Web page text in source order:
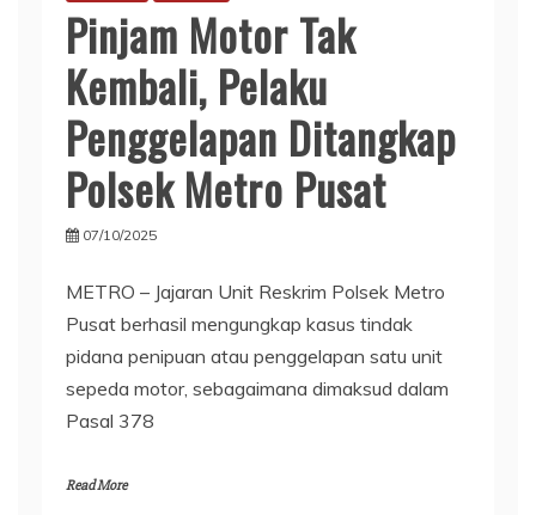
Pinjam Motor Tak
Kembali, Pelaku
Penggelapan Ditangkap
Polsek Metro Pusat
07/10/2025
METRO – Jajaran Unit Reskrim Polsek Metro
Pusat berhasil mengungkap kasus tindak
pidana penipuan atau penggelapan satu unit
sepeda motor, sebagaimana dimaksud dalam
Pasal 378
Read More